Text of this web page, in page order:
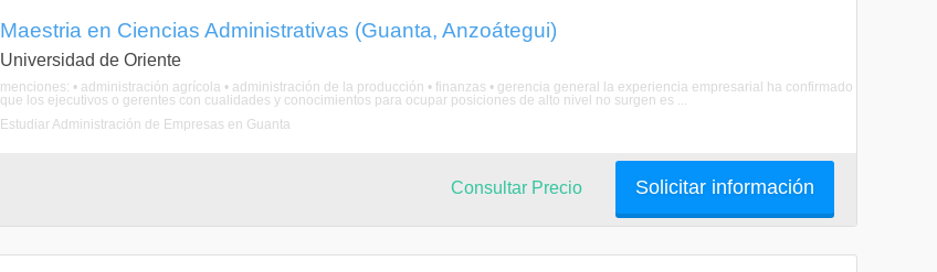
Maestria en Ciencias Administrativas (Guanta, Anzoátegui)
Universidad de Oriente
menciones: • administración agrícola • administración de la producción • finanzas • gerencia general la experiencia empresarial ha confirmado
que los ejecutivos o gerentes con cualidades y conocimientos para ocupar posiciones de alto nivel no surgen es ...
Estudiar Administración de Empresas en Guanta
Solicitar información
Consultar Precio